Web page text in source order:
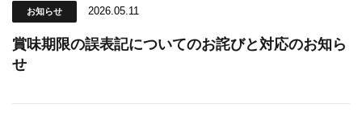
お知らせ 2026.05.11
賞味期限の誤表記についてのお詫びと対応のお知ら
せ